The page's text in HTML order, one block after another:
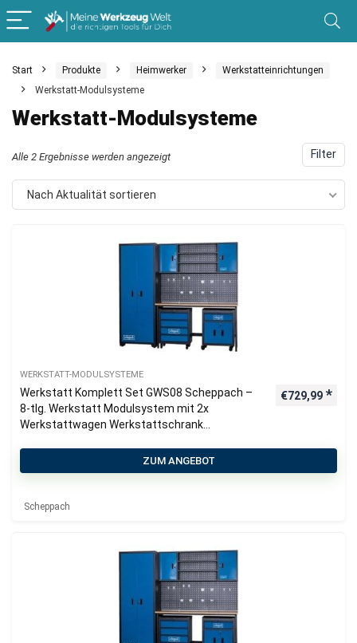
Start Produkte Heimwerker
Werkstatteinrichtungen
Werkstatt-Modulsysteme
Werkstatt-Modulsysteme
Filter
Alle 2 Ergebnisse werden angezeigtNach
Aktualität
Nach Aktualität sortieren
WERKSTATT-MODULSYSTEME
Werkstatt Komplett Set GWS08 Scheppach –
8-tlg. Werkstatt Modulsystem mit 2x
Werkstattwagen Werkstattschrank
€729,99
ZUM ANGEBOT
Scheppach